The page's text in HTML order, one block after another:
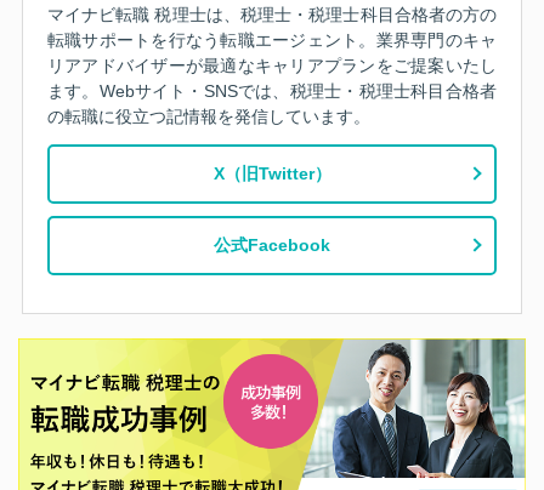
マイナビ転職 税理士は、税理士・税理士科目合格者の方の
転職サポートを行なう転職エージェント。業界専門のキャ
リアアドバイザーが最適なキャリアプランをご提案いたし
ます。Webサイト・SNSでは、税理士・税理士科目合格者
の転職に役立つ記情報を発信しています。
X（旧Twitter）
公式Facebook